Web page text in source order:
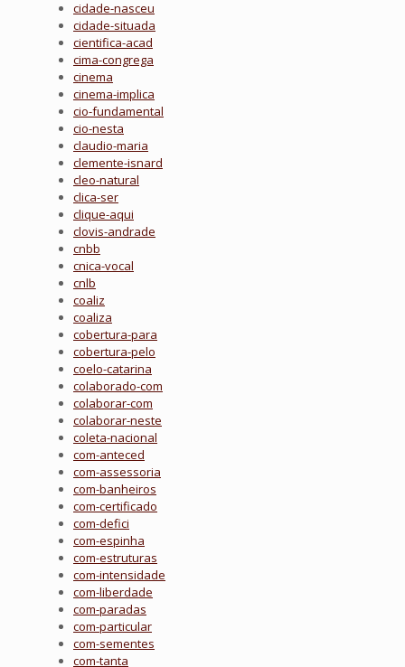
cidade-nasceu
cidade-situada
cientifica-acad
cima-congrega
cinema
cinema-implica
cio-fundamental
cio-nesta
claudio-maria
clemente-isnard
cleo-natural
clica-ser
clique-aqui
clovis-andrade
cnbb
cnica-vocal
cnlb
coaliz
coaliza
cobertura-para
cobertura-pelo
coelo-catarina
colaborado-com
colaborar-com
colaborar-neste
coleta-nacional
com-anteced
com-assessoria
com-banheiros
com-certificado
com-defici
com-espinha
com-estruturas
com-intensidade
com-liberdade
com-paradas
com-particular
com-sementes
com-tanta